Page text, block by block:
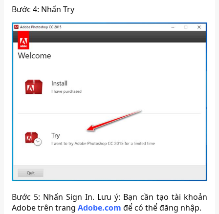
Bước 4: Nhấn Try
Bước 5: Nhấn Sign In. Lưu ý: Bạn cần tạo tài khoản
Adobe trên trangAdobe.com để có thể đăng nhập.